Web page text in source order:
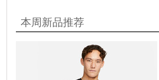
本周新品推荐